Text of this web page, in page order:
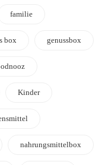
familie
box genussbox
Kinder
nahrungsmittelbox